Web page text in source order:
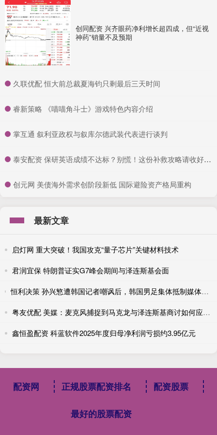
创同配资 兴齐眼药净利增长超四成，但“近视
神药”销量不及预期
​久联优配 恒大前总裁夏海钧只剩最后三天时间
​睿新策略 《喵喵角斗士》游戏特色内容介绍
​掌互通 叙利亚政权与叙库尔德武装代表进行谈判
​泰安配资 保研英语成绩不达标？别慌！这份补救攻略请收好_科研_雅思_梦校
​创元网 美债海外需求创阶段新低 国际避险资产格局重构
最新文章
启灯网 重大突破！我国攻克“量子芯片”关键材料技术
君润宜保 特朗普证实G7峰会期间与泽连斯基会面
恒利决策 孙兴慜遭韩国记者嘲讽后，韩国男足集体抵制媒体采访，韩国足协：部分媒体人员的不恰当对话泄露，令全队深感震惊和失望
粤友优配 美媒：麦克风捕捉到马克龙与泽连斯基商讨如何应对特朗普
鑫恒盈配资 科蓝软件2025年度归母净利润亏损约3.95亿元
配资网 正规股票配资排名 配资股票
最好的股票配资